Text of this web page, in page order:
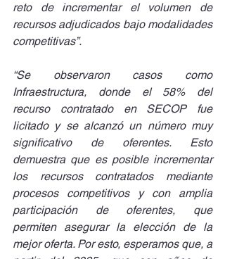
reto de incrementar el volumen de
recursos adjudicados bajo modalidades
competitivas”.
“Se observaron casos como
Infraestructura, donde el 58% del
recurso contratado en SECOP fue
licitado y se alcanzó un número muy
significativo de oferentes. Esto
demuestra que es posible incrementar
los recursos contratados mediante
procesos competitivos y con amplia
participación de oferentes, que
permiten asegurar la elección de la
mejor oferta. Por esto, esperamos que, a